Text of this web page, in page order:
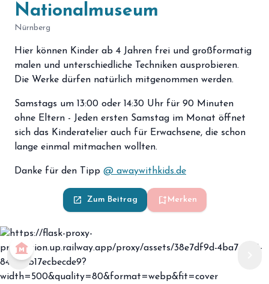
Nationalmuseum
Nürnberg
Hier können Kinder ab 4 Jahren frei und großformatig
malen und unterschiedliche Techniken ausprobieren.
Die Werke dürfen natürlich mitgenommen werden.
Samstags um 13:00 oder 14:30 Uhr für 90 Minuten
ohne Eltern - Jeden ersten Samstag im Monat öffnet
sich das Kinderatelier auch für Erwachsene, die schon
lange einmal mitmachen wollten.
Danke für den Tipp @ awaywithkids.de
launch Zum Beitrag bookmark_add Merken
chevron_left
museum